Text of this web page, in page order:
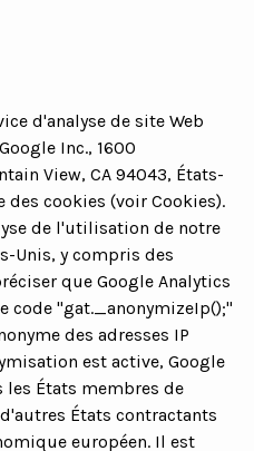
d'analyse de site Web
Inc., 1600
View, CA 94043, États-
des cookies (voir Cookies).
de l'utilisation de notre
Unis, y compris des
que Google Analytics
code "gat._anonymizeIp();"
des adresses IP
est active, Google
les États membres de
États contractants
européen. Il est